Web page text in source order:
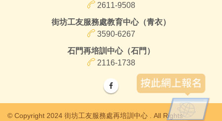
2611-9508
街坊工友服務處教育中心（青衣）
3590-6267
石門再培訓中心（石門）
2116-1738
© Copyright 2024 街坊工友服務處再培訓中心 . All Rights